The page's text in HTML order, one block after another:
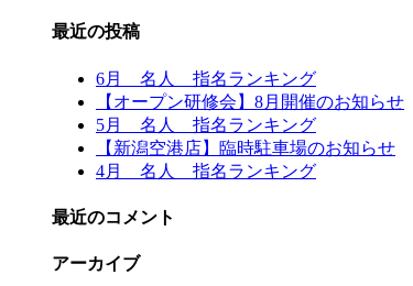
最近の投稿
6月 名人 指名ランキング
【オープン研修会】8月開催のお知らせ
5月 名人 指名ランキング
【新潟空港店】臨時駐車場のお知らせ
4月 名人 指名ランキング
最近のコメント
アーカイブ